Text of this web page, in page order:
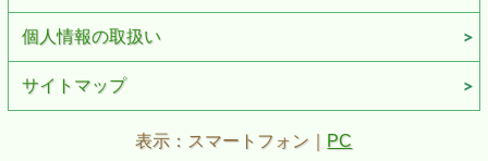
個人情報の取扱い
サイトマップ
表示：スマートフォン｜ PC